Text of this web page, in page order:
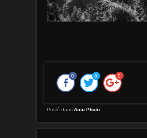
0 0 0
Posté dans Actu Photo